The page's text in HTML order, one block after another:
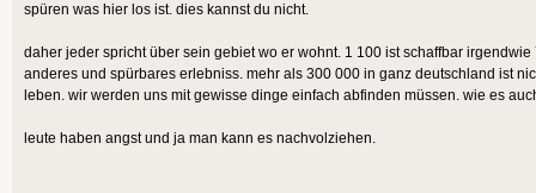
spüren was hier los ist. dies kannst du nicht.
daher jeder spricht über sein gebiet wo er wohnt. 1 100 ist schaffbar
anderes und spürbares erlebniss. mehr als 300 000 in ganz deutschland ist
leben. wir werden uns mit gewisse dinge einfach abfinden müssen. wie es
leute haben angst und ja man kann es nachvolziehen.